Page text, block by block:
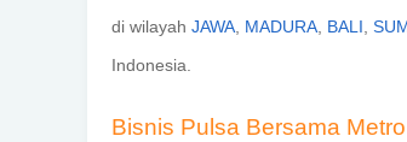
di wilayah JAWA, MADURA, BALI,
Indonesia.
Bisnis Pulsa Bersama